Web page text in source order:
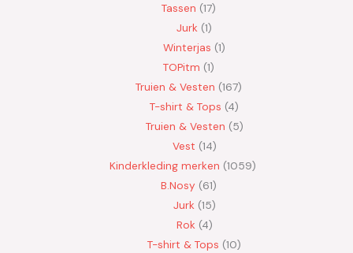
Tassen 17
Jurk 1
Winterjas 1
TOPitm 1
Truien & Vesten 167
T-shirt & Tops 4
Truien & Vesten 5
Vest 14
Kinderkleding merken 1059
B.Nosy 61
Jurk 15
Rok 4
T-shirt & Tops 10